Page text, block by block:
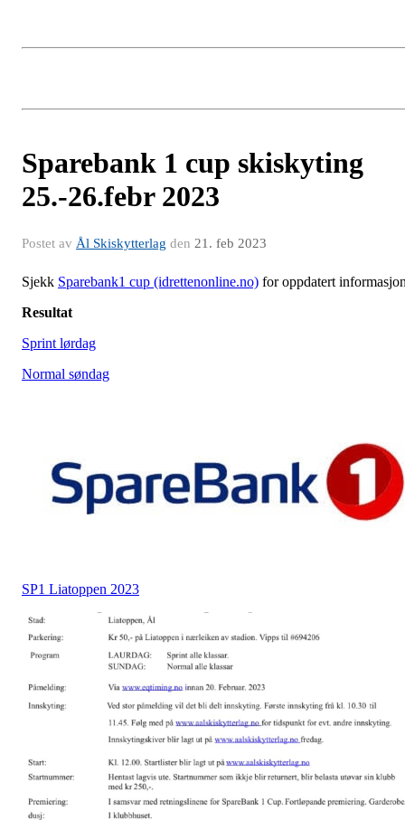
Sparebank 1 cup skiskyting
25.-26.febr 2023
Postet av Ål Skiskytterlag den 21. feb 2023
Sjekk Sparebank1 cup (idrettenonline.no) for oppdatert
Resultat
Sprint lørdag
Normal søndag
SP1 Liatoppen 2023